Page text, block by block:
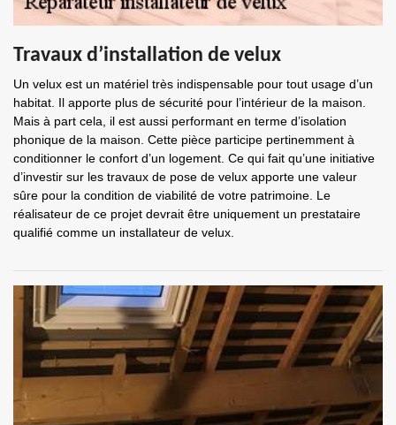
Travaux d’installation de velux
Un velux est un matériel très indispensable pour tout usage d’un
habitat. Il apporte plus de sécurité pour l’intérieur de la maison.
Mais à part cela, il est aussi performant en terme d’isolation
phonique de la maison. Cette pièce participe pertinemment à
conditionner le confort d’un logement. Ce qui fait qu’une initiative
d’investir sur les travaux de pose de velux apporte une valeur
sûre pour la condition de viabilité de votre patrimoine. Le
réalisateur de ce projet devrait être uniquement un prestataire
qualifié comme un installateur de velux.